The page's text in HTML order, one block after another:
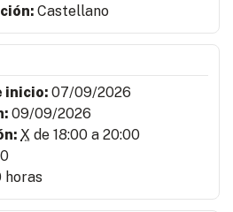
Castellano
inicio: 07/09/2026
09/09/2026
X de 18:00 a 20:00
horas